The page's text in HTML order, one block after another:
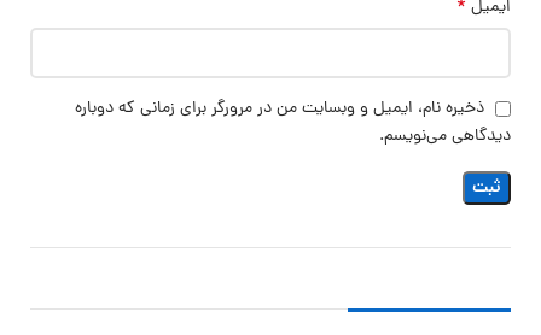
ایمیل *
ذخیره نام، ایمیل و وبسایت من در مرورگر برای زمانی که دوباره
دیدگاهی می‌نویسم.